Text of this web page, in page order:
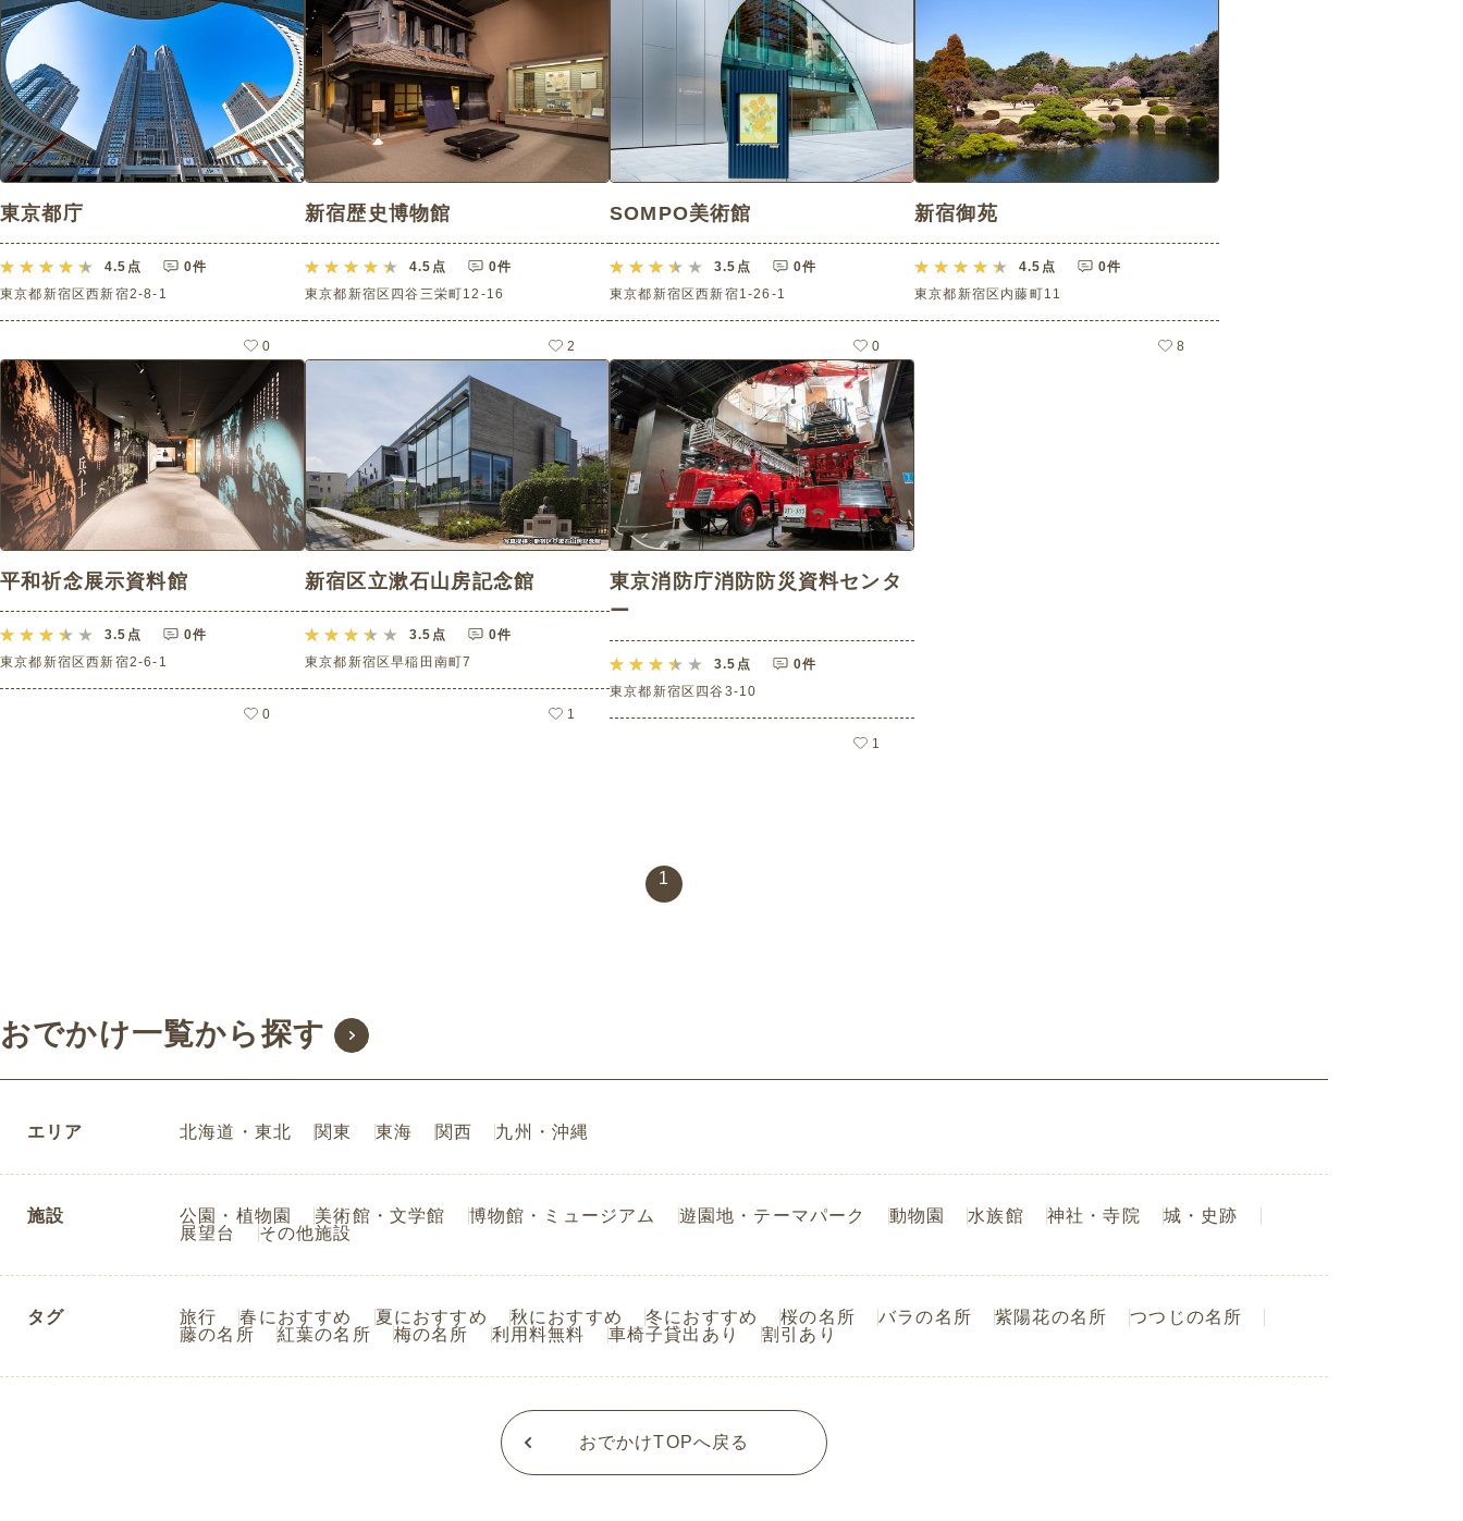
東京都庁
4.5 点
0件
東京都新宿区西新宿2-8-1
0
新宿歴史博物館
4.5 点
0件
東京都新宿区四谷三栄町12-16
2
SOMPO美術館
3.5 点
0件
東京都新宿区西新宿1-26-1
0
新宿御苑
4.5 点
0件
東京都新宿区内藤町11
8
平和祈念展示資料館
3.5 点
0件
東京都新宿区西新宿2-6-1
0
新宿区立漱石山房記念館
3.5 点
0件
東京都新宿区早稲田南町7
1
東京消防庁消防防災資料センタ
ー
3.5 点
0件
東京都新宿区四谷3-10
1
1
おでかけ一覧から探す
エリア 北海道・東北 関東 東海 関西 九州・沖縄
施設 公園・植物園 美術館・文学館 博物館・ミュージアム 遊園地・テーマパーク 動物園 水族館 神社・寺院
城・史跡
展望台
その他施設
タグ 旅行 春におすすめ 夏におすすめ 秋におすすめ 冬におすすめ 桜の名所 バラの名所 紫陽花の名所
つつじの名所
藤の名所
紅葉の名所 梅の名所 利用料無料 車椅子貸出あり 割引あり
おでかけTOPへ戻る